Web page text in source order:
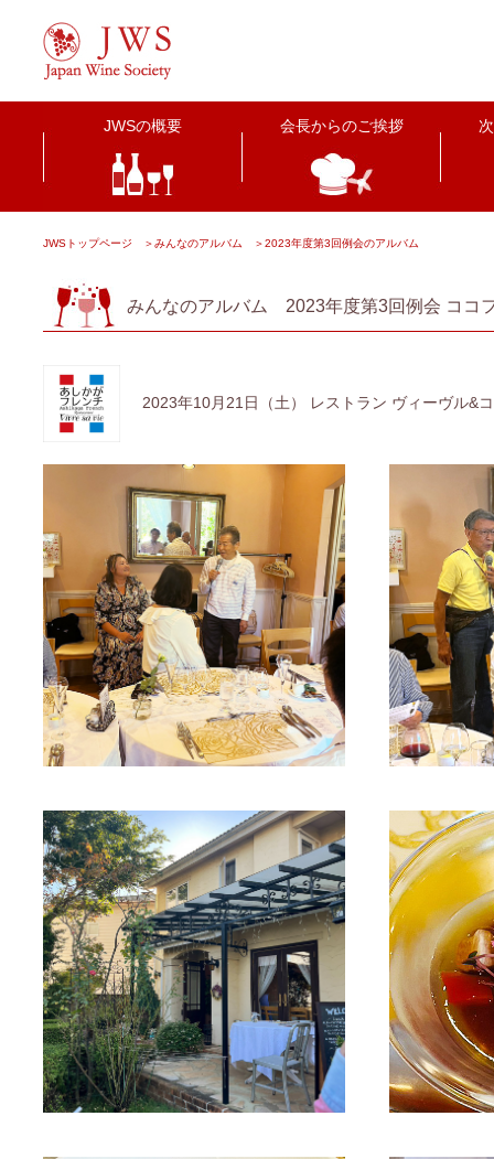
JWSの概要 会長からのご挨拶
JWSトップページ ＞みんなのアルバム ＞2023年度第3回例会のアルバム
みんなのアルバム 2023年度第3回例会 ココ
2023年10月21日（土） レストラン ヴィーヴル&